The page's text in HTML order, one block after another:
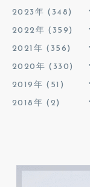
2023年 (348)
2022年 (359)
2021年 (356)
2020年 (330)
2019年 (51)
2018年 (2)